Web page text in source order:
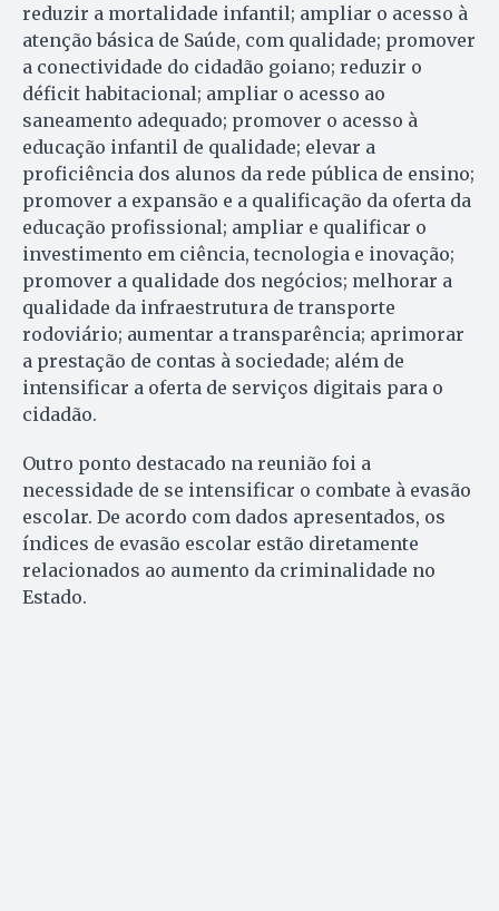
reduzir a mortalidade infantil; ampliar o acesso à
atenção básica de Saúde, com qualidade; promover
a conectividade do cidadão goiano; reduzir o
déficit habitacional; ampliar o acesso ao
saneamento adequado; promover o acesso à
educação infantil de qualidade; elevar a
proficiência dos alunos da rede pública de ensino;
promover a expansão e a qualificação da oferta da
educação profissional; ampliar e qualificar o
investimento em ciência, tecnologia e inovação;
promover a qualidade dos negócios; melhorar a
qualidade da infraestrutura de transporte
rodoviário; aumentar a transparência; aprimorar
a prestação de contas à sociedade; além de
intensificar a oferta de serviços digitais para o
cidadão.
Outro ponto destacado na reunião foi a
necessidade de se intensificar o combate à evasão
escolar. De acordo com dados apresentados, os
índices de evasão escolar estão diretamente
relacionados ao aumento da criminalidade no
Estado.